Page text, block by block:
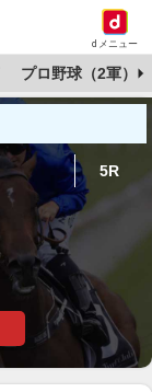
dメニュー
プロ野球（2軍）
5R